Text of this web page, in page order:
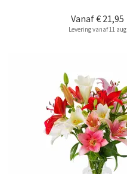
Vanaf€ 21,95
Levering vanaf 11 aug